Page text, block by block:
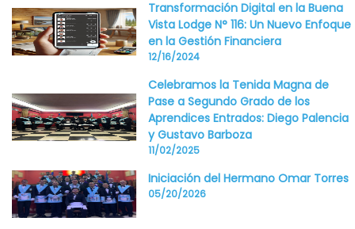
Transformación Digital en la Buena
Vista Lodge N° 116: Un Nuevo Enfoque
en la Gestión Financiera
12/16/2024
Celebramos la Tenida Magna de
Pase a Segundo Grado de los
Aprendices Entrados: Diego Palencia
y Gustavo Barboza
11/02/2025
Iniciación del Hermano Omar Torres
05/20/2026